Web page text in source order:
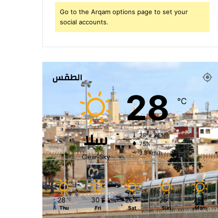
Go to the Arqam options page to set your
social accounts.
الطقس
سلا
Clear Sky
28℃
28º - 25º
75%
3.3 km/h
28 ℃
Thu
30 ℃
Fri
26 ℃
Sat
25 ℃
Sun
25 ℃
Mon